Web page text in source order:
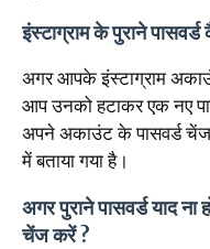
इंस्टाग्राम के पुराने
अगर आपके इंस्टाग्राम
आप उनको हटाकर एक नए
अपने अकाउंट के पासवर्ड
में बताया गया है।
अगर पुराने पासवर्ड याद
चेंज करें ?